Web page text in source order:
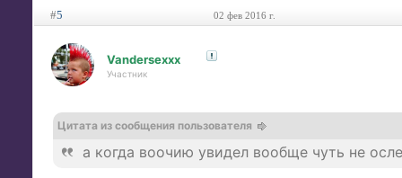
#5 02 фев 2016 г.
Vandersexxx
Участник
Цитата из сообщения пользователя
а когда воочию увидел вообще чуть не